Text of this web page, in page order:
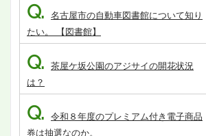
Q. 名古屋市の自動車図書館について知り
たい。 【図書館】
Q. 茶屋ケ坂公園のアジサイの開花状況
は？
Q. 令和８年度のプレミアム付き電子商品
券は抽選なのか。